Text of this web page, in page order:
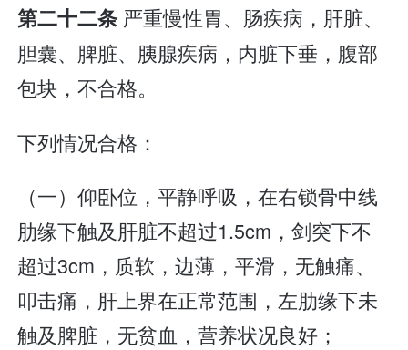
第二十二条 严重慢性胃、肠疾病，肝脏、
胆囊、脾脏、胰腺疾病，内脏下垂，腹部
包块，不合格。
下列情况合格：
（一）仰卧位，平静呼吸，在右锁骨中线
肋缘下触及肝脏不超过1.5cm，剑突下不
超过3cm，质软，边薄，平滑，无触痛、
叩击痛，肝上界在正常范围，左肋缘下未
触及脾脏，无贫血，营养状况良好；